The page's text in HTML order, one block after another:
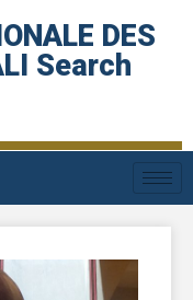
DES
Search